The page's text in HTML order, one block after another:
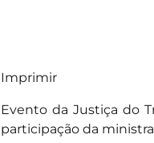
Imprimir
Evento da Justiça do
participação da